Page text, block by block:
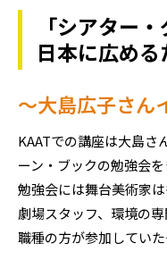
「シアター
日本に広める
～大島広子さん
KAATでの講座は大島さ
ーン・ブックの勉強会
勉強会には舞台美術家
劇場スタッフ、環境の
職種の方が参加していた